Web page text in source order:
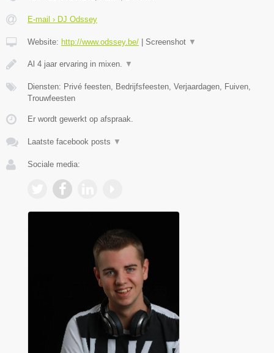
E-mail › DJ Odssey
Website: http://www.odssey.be/ Screenshot ▼
Al 4 jaar ervaring in mixen. ▼
Diensten: Privé feesten, Bedrijfsfeesten, Verjaardagen, Fuiven,
Trouwfeesten
Er wordt gewerkt op afspraak.
Laatste facebook posts ▼
Sociale media: